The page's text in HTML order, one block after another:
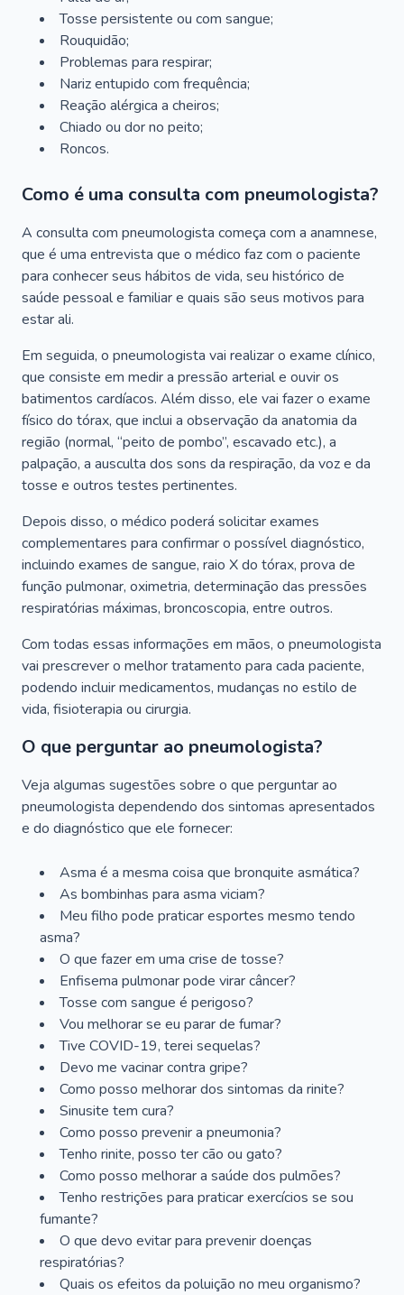
Tosse persistente ou com sangue;
Rouquidão;
Problemas para respirar;
Nariz entupido com frequência;
Reação alérgica a cheiros;
Chiado ou dor no peito;
Roncos.
Como é uma consulta com pneumologista?
A consulta com pneumologista começa com a anamnese,
que é uma entrevista que o médico faz com o paciente
para conhecer seus hábitos de vida, seu histórico de
saúde pessoal e familiar e quais são seus motivos para
estar ali.
Em seguida, o pneumologista vai realizar o exame clínico,
que consiste em medir a pressão arterial e ouvir os
batimentos cardíacos. Além disso, ele vai fazer o exame
físico do tórax, que inclui a observação da anatomia da
região (normal, “peito de pombo”, escavado etc.), a
palpação, a ausculta dos sons da respiração, da voz e da
tosse e outros testes pertinentes.
Depois disso, o médico poderá solicitar exames
complementares para confirmar o possível diagnóstico,
incluindo exames de sangue, raio X do tórax, prova de
função pulmonar, oximetria, determinação das pressões
respiratórias máximas, broncoscopia, entre outros.
Com todas essas informações em mãos, o pneumologista
vai prescrever o melhor tratamento para cada paciente,
podendo incluir medicamentos, mudanças no estilo de
vida, fisioterapia ou cirurgia.
O que perguntar ao pneumologista?
Veja algumas sugestões sobre o que perguntar ao
pneumologista dependendo dos sintomas apresentados
e do diagnóstico que ele fornecer:
Asma é a mesma coisa que bronquite asmática?
As bombinhas para asma viciam?
Meu filho pode praticar esportes mesmo tendo
asma?
O que fazer em uma crise de tosse?
Enfisema pulmonar pode virar câncer?
Tosse com sangue é perigoso?
Vou melhorar se eu parar de fumar?
Tive COVID-19, terei sequelas?
Devo me vacinar contra gripe?
Como posso melhorar dos sintomas da rinite?
Sinusite tem cura?
Como posso prevenir a pneumonia?
Tenho rinite, posso ter cão ou gato?
Como posso melhorar a saúde dos pulmões?
Tenho restrições para praticar exercícios se sou
fumante?
O que devo evitar para prevenir doenças
respiratórias?
Quais os efeitos da poluição no meu organismo?